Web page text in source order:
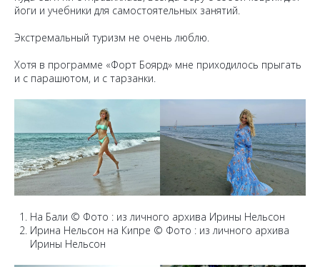
йоги и учебники для самостоятельных занятий.
Экстремальный туризм не очень люблю.
Хотя в программе «Форт Боярд» мне приходилось прыгать
и с парашютом, и с тарзанки.
На Бали © Фото : из личного архива Ирины Нельсон
Ирина Нельсон на Кипре © Фото : из личного архива
Ирины Нельсон